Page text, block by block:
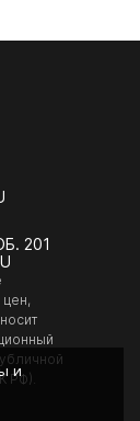
201
РФ).
и